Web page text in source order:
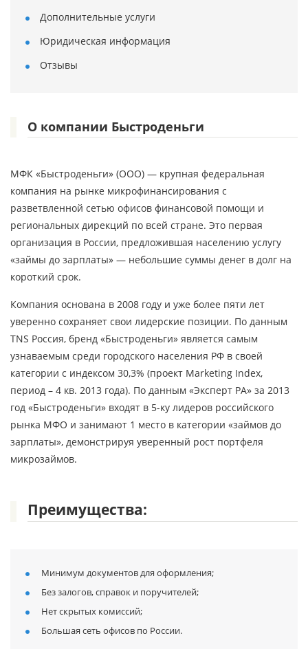
Дополнительные услуги
Юридическая информация
Отзывы
О компании Быстроденьги
МФК «Быстроденьги» (ООО) — крупная федеральная
компания на рынке микрофинансирования с
разветвленной сетью офисов финансовой помощи и
региональных дирекций по всей стране. Это первая
организация в России, предложившая населению услугу
«займы до зарплаты» — небольшие суммы денег в долг на
короткий срок.
Компания основана в 2008 году и уже более пяти лет
уверенно сохраняет свои лидерские позиции. По данным
TNS Россия, бренд «Быстроденьги» является самым
узнаваемым среди городского населения РФ в своей
категории с индексом 30,3% (проект Marketing Index,
период – 4 кв. 2013 года). По данным «Эксперт РА» за 2013
год «Быстроденьги» входят в 5-ку лидеров российского
рынка МФО и занимают 1 место в категории «займов до
зарплаты», демонстрируя уверенный рост портфеля
микрозаймов.
Преимущества:
Минимум документов для оформления;
Без залогов, справок и поручителей;
Нет скрытых комиссий;
Большая сеть офисов по России.